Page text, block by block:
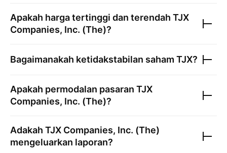
Apakah harga tertinggi dan terendah TJX
Companies, Inc. (The)?
Bagaimanakah ketidakstabilan saham TJX?
Apakah permodalan pasaran TJX
Companies, Inc. (The)?
Adakah TJX Companies, Inc. (The)
mengeluarkan laporan?